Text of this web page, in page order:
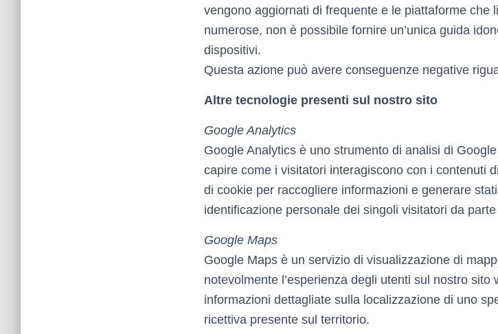
vengono aggiornati di frequente e le piattaforme che
numerose, non è possibile fornire un’unica guida
dispositivi.
Questa azione può avere conseguenze negative
Altre tecnologie presenti sul nostro sito
Google Analytics
Google Analytics è uno strumento di analisi di
capire come i visitatori interagiscono con i contenuti
di cookie per raccogliere informazioni e generare
identificazione personale dei singoli visitatori da
Google Maps
Google Maps è un servizio di visualizzazione di
notevolmente l’esperienza degli utenti sul nostro
informazioni dettagliate sulla localizzazione di uno
ricettiva presente sul territorio.